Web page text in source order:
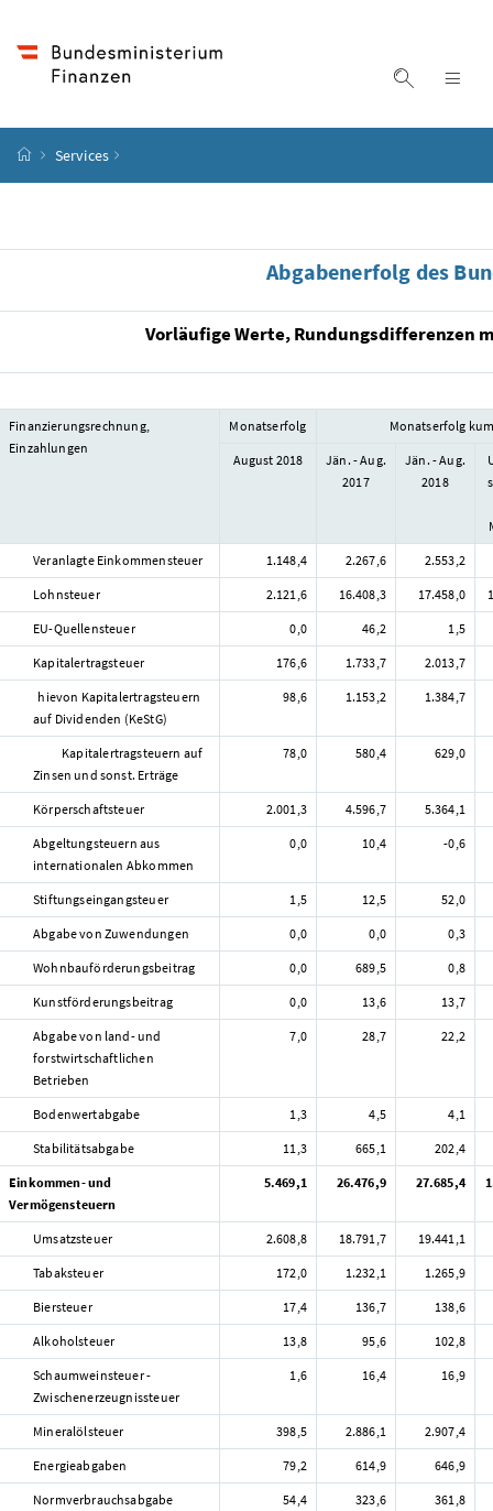
Suche
Startseite
Services
Abgabenerfolg des
Vorläufige Werte, Rundungsdifferenzen
Finanzierungsrechnung,
Einzahlungen
Monatserfolg Monatserfolg
August 2018
Jän. - Aug.
2017
Jän. - Aug.
2018
Veranlagte Einkommensteuer 1.148,4 2.267,6 2.553,2
Lohnsteuer 2.121,6 16.408,3 17.458,0
EU-Quellensteuer 0,0 46,2 1,5
Kapitalertragsteuer 176,6 1.733,7 2.013,7
hievon Kapitalertragsteuern
auf Dividenden (KeStG)
98,6 1.153,2 1.384,7
Kapitalertragsteuern auf
Zinsen und sonst. Erträge
78,0 580,4 629,0
Körperschaftsteuer 2.001,3 4.596,7 5.364,1
Abgeltungsteuern aus
internationalen Abkommen
0,0 10,4 -0,6
Stiftungseingangsteuer 1,5 12,5 52,0
Abgabe von Zuwendungen 0,0 0,0 0,3
Wohnbauförderungsbeitrag 0,0 689,5 0,8
Kunstförderungsbeitrag 0,0 13,6 13,7
Abgabe von land- und
forstwirtschaftlichen
Betrieben
7,0 28,7 22,2
Bodenwertabgabe 1,3 4,5 4,1
Stabilitätsabgabe 11,3 665,1 202,4
Einkommen- und
Vermögensteuern
5.469,1 26.476,9 27.685,4
Umsatzsteuer 2.608,8 18.791,7 19.441,1
Tabaksteuer 172,0 1.232,1 1.265,9
Biersteuer 17,4 136,7 138,6
Alkoholsteuer 13,8 95,6 102,8
Schaumweinsteuer -
Zwischenerzeugnissteuer
1,6 16,4 16,9
Mineralölsteuer 398,5 2.886,1 2.907,4
Energieabgaben 79,2 614,9 646,9
Normverbrauchsabgabe 54,4 323,6 361,8